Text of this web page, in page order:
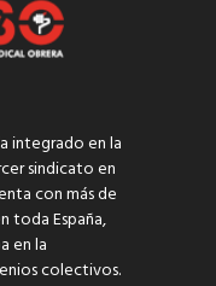
integrado en la
sindicato en
con más de
toda España,
en la
colectivos.